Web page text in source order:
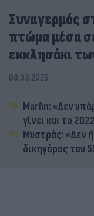
Συναγερμός
πτώμα μέσα
εκκλησάκι
08.08.2026
Marfin: «Δεν
γίνει και το
Μυστράς: «Δεν
δικηγόρος του